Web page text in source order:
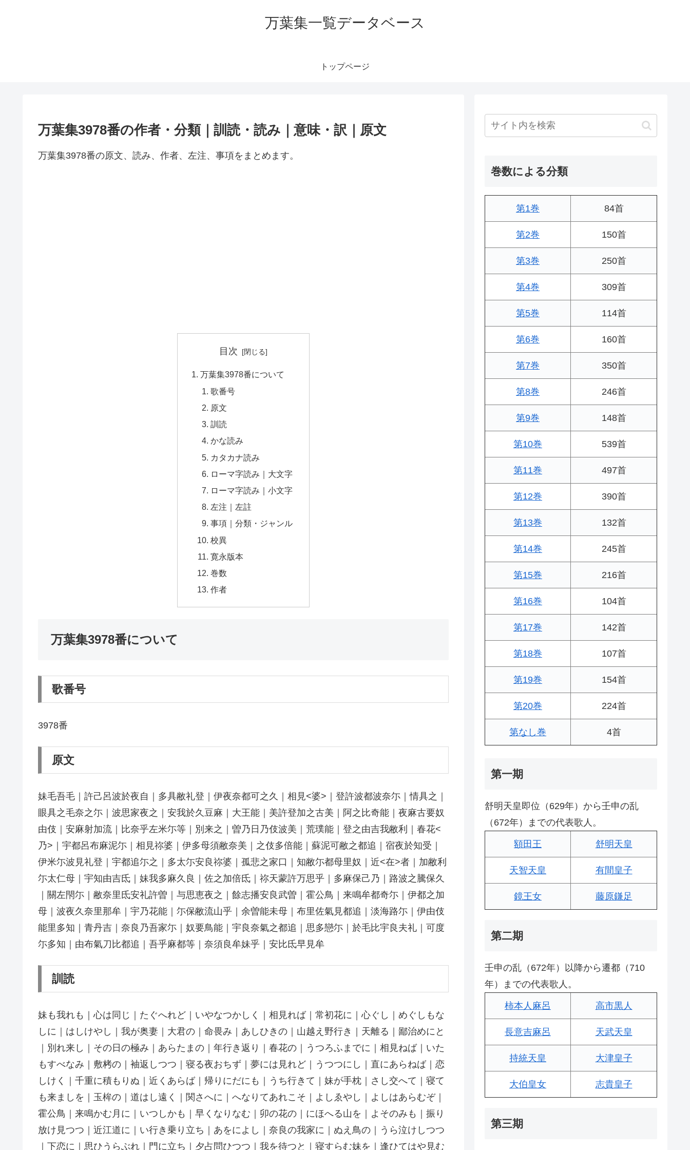
万葉集一覧データベース
トップページ
万葉集3978番の作者・分類｜訓読・読み｜意味・訳｜原文
万葉集3978番の原文、読み、作者、左注、事項をまとめます。
目次
万葉集3978番について
歌番号
原文
訓読
かな読み
カタカナ読み
ローマ字読み｜大文字
ローマ字読み｜小文字
左注｜左註
事項｜分類・ジャンル
校異
寛永版本
巻数
作者
万葉集3978番について
歌番号
3978番
原文
妹毛吾毛｜許己呂波於夜自｜多具敝礼登｜伊夜奈都可之久｜相見<婆>｜登許波都波奈尓｜情具之｜
眼具之毛奈之尓｜波思家夜之｜安我於久豆麻｜大王能｜美許登加之古美｜阿之比奇能｜夜麻古要奴
由伎｜安麻射加流｜比奈乎左米尓等｜別来之｜曽乃日乃伎波美｜荒璞能｜登之由吉我敝利｜春花<
乃>｜宇都呂布麻泥尓｜相見祢婆｜伊多母須敝奈美｜之伎多倍能｜蘇泥可敝之都追｜宿夜於知受｜
伊米尓波見礼登｜宇都追尓之｜多太尓安良祢婆｜孤悲之家口｜知敝尓都母里奴｜近<在>者｜加敝利
尓太仁母｜宇知由吉氐｜妹我多麻久良｜佐之加倍氐｜祢天蒙許万思乎｜多麻保己乃｜路波之騰保久
｜關左閇尓｜敝奈里氐安礼許曽｜与思恵夜之｜餘志播安良武曽｜霍公鳥｜来鳴牟都奇尓｜伊都之加
母｜波夜久奈里那牟｜宇乃花能｜尓保敝流山乎｜余曽能未母｜布里佐氣見都追｜淡海路尓｜伊由伎
能里多知｜青丹吉｜奈良乃吾家尓｜奴要鳥能｜宇良奈氣之都追｜思多戀尓｜於毛比宇良夫礼｜可度
尓多知｜由布氣刀比都追｜吾乎麻都等｜奈須良牟妹乎｜安比氐早見牟
訓読
妹も我れも｜心は同じ｜たぐへれど｜いやなつかしく｜相見れば｜常初花に｜心ぐし｜めぐしもな
しに｜はしけやし｜我が奥妻｜大君の｜命畏み｜あしひきの｜山越え野行き｜天離る｜鄙治めにと
｜別れ来し｜その日の極み｜あらたまの｜年行き返り｜春花の｜うつろふまでに｜相見ねば｜いた
もすべなみ｜敷栲の｜袖返しつつ｜寝る夜おちず｜夢には見れど｜うつつにし｜直にあらねば｜恋
しけく｜千重に積もりぬ｜近くあらば｜帰りにだにも｜うち行きて｜妹が手枕｜さし交へて｜寝て
も来ましを｜玉桙の｜道はし遠く｜関さへに｜へなりてあれこそ｜よしゑやし｜よしはあらむぞ｜
霍公鳥｜来鳴かむ月に｜いつしかも｜早くなりなむ｜卯の花の｜にほへる山を｜よそのみも｜振り
放け見つつ｜近江道に｜い行き乗り立ち｜あをによし｜奈良の我家に｜ぬえ鳥の｜うら泣けしつつ
｜下恋に｜思ひうらぶれ｜門に立ち｜夕占問ひつつ｜我を待つと｜寝すらむ妹を｜逢ひてはや見む
巻数による分類
第1巻 84首
第2巻 150首
第3巻 250首
第4巻 309首
第5巻 114首
第6巻 160首
第7巻 350首
第8巻 246首
第9巻 148首
第10巻 539首
第11巻 497首
第12巻 390首
第13巻 132首
第14巻 245首
第15巻 216首
第16巻 104首
第17巻 142首
第18巻 107首
第19巻 154首
第20巻 224首
第なし巻 4首
第一期
舒明天皇即位（629年）から壬申の乱
（672年）までの代表歌人。
額田王 舒明天皇
天智天皇 有間皇子
鏡王女 藤原鎌足
第二期
壬申の乱（672年）以降から遷都（710
年）までの代表歌人。
柿本人麻呂 高市黒人
長意吉麻呂 天武天皇
持統天皇 大津皇子
大伯皇女 志貴皇子
第三期